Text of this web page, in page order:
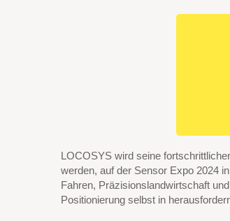
LOCOSYS wird seine
werden, auf der Sensor Expo 2024
Fahren, Präzisionslandwirtschaft
Positionierung selbst in